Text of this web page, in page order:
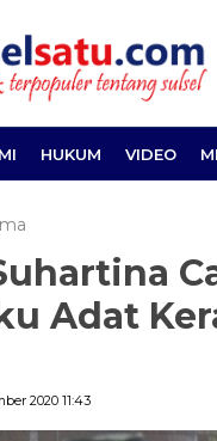
HUKUM VIDEO
Adat
2020 11:43